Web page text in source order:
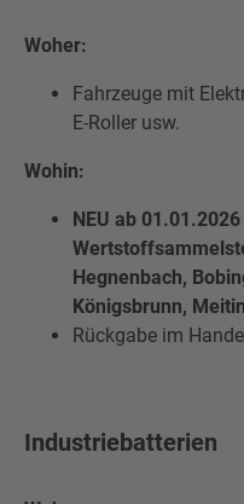
Woher:
Fahrzeuge mit
E-Roller usw.
Wohin:
NEU ab
Hegnenbach,
Königsbrunn,
Rückgabe im
Industriebatterien